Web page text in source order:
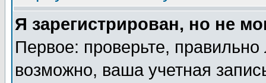
Я зарегистрирован, но не
Первое: проверьте,
возможно, ваша учетная